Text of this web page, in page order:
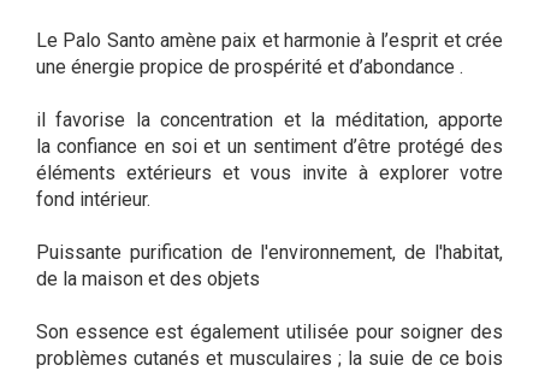
Le Palo Santo amène paix et harmonie à l’esprit et crée
une énergie propice de prospérité et d’abondance .
il favorise la concentration et la méditation, apporte
la confiance en soi et un sentiment d’être protégé des
éléments extérieurs et vous invite à explorer votre
fond intérieur.
Puissante purification de l'environnement, de l'habitat,
de la maison et des objets
Son essence est également utilisée pour soigner des
problèmes cutanés et musculaires ; la suie de ce bois